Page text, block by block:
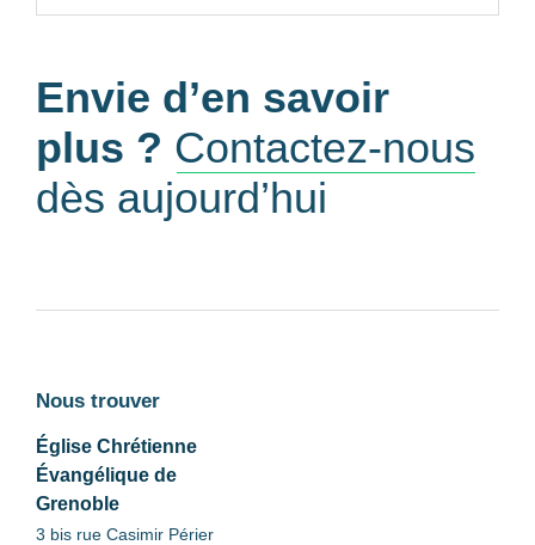
Envie d’en savoir
plus ? Contactez-nous
dès aujourd’hui
Nous trouver
Église Chrétienne
Évangélique de
Grenoble
3 bis rue Casimir Périer